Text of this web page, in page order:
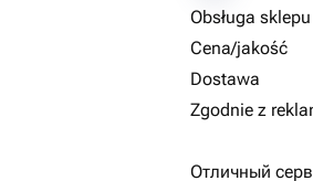
Obsługa sklepu
Cena/jakość
Dostawa
Zgodnie z
Отличный